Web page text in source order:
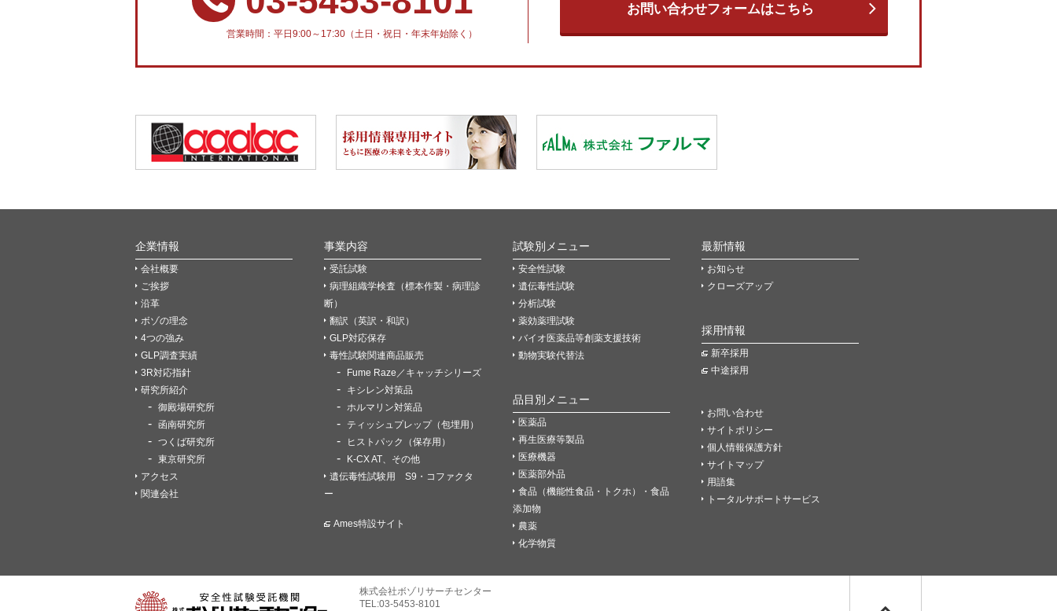
営業時間：平日9:00～17:30（土日・祝日・年末年始除く）
お問い合わせフォームはこちら
企業情報
会社概要
ご挨拶
沿革
ボゾの理念
4つの強み
GLP調査実績
3R対応指針
研究所紹介
御殿場研究所
函南研究所
つくば研究所
東京研究所
アクセス
関連会社
事業内容
受託試験
病理組織学検査（標本作製・病理診
断）
翻訳（英訳・和訳）
GLP対応保存
毒性試験関連商品販売
Fume Raze／キャッチシリーズ
キシレン対策品
ホルマリン対策品
ティッシュプレップ（包埋用）
ヒストパック（保存用）
K-CX AT、その他
遺伝毒性試験用 S9・コファクタ
ー
Ames特設サイト
試験別メニュー
安全性試験
遺伝毒性試験
分析試験
薬効薬理試験
バイオ医薬品等創薬支援技術
動物実験代替法
品目別メニュー
医薬品
再生医療等製品
医療機器
医薬部外品
食品（機能性食品・トクホ）・食品
添加物
農薬
化学物質
最新情報
お知らせ
クローズアップ
採用情報
新卒採用
中途採用
お問い合わせ
サイトポリシー
個人情報保護方針
サイトマップ
用語集
トータルサポートサービス
株式会社ボゾリサーチセンター
TEL:03-5453-8101